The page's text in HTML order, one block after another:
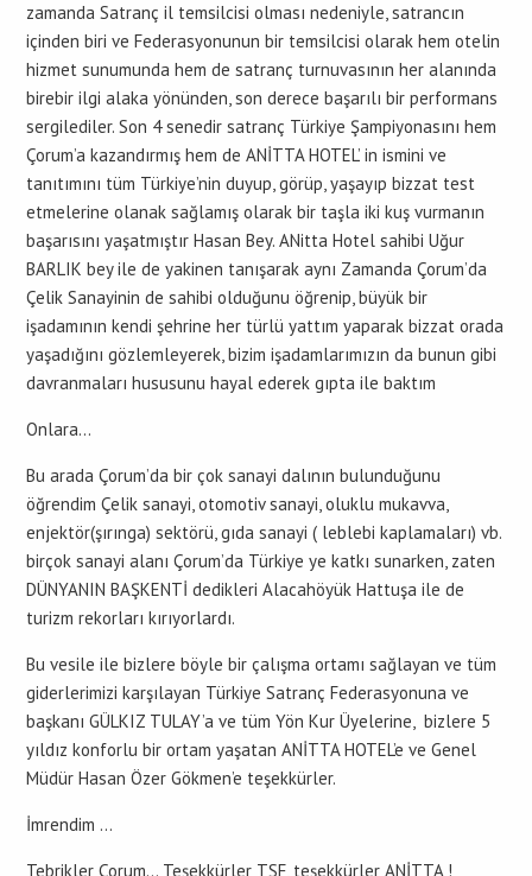
zamanda Satranç il temsilcisi olması nedeniyle, satrancın
içinden biri ve Federasyonunun bir temsilcisi olarak hem otelin
hizmet sunumunda hem de satranç turnuvasının her alanında
birebir ilgi alaka yönünden, son derece başarılı bir performans
sergilediler. Son 4 senedir satranç Türkiye Şampiyonasını hem
Çorum’a kazandırmış hem de ANİTTA HOTEL’ in ismini ve
tanıtımını tüm Türkiye’nin duyup, görüp, yaşayıp bizzat test
etmelerine olanak sağlamış olarak bir taşla iki kuş vurmanın
başarısını yaşatmıştır Hasan Bey. ANitta Hotel sahibi Uğur
BARLIK bey ile de yakinen tanışarak aynı Zamanda Çorum’da
Çelik Sanayinin de sahibi olduğunu öğrenip, büyük bir
işadamının kendi şehrine her türlü yattım yaparak bizzat orada
yaşadığını gözlemleyerek, bizim işadamlarımızın da bunun gibi
davranmaları hususunu hayal ederek gıpta ile baktım
Onlara…
Bu arada Çorum’da bir çok sanayi dalının bulunduğunu
öğrendim Çelik sanayi, otomotiv sanayi, oluklu mukavva,
enjektör(şırınga) sektörü, gıda sanayi ( leblebi kaplamaları) vb.
birçok sanayi alanı Çorum’da Türkiye ye katkı sunarken, zaten
DÜNYANIN BAŞKENTİ dedikleri Alacahöyük Hattuşa ile de
turizm rekorları kırıyorlardı.
Bu vesile ile bizlere böyle bir çalışma ortamı sağlayan ve tüm
giderlerimizi karşılayan Türkiye Satranç Federasyonuna ve
başkanı GÜLKIZ TULAY’a ve tüm Yön Kur Üyelerine, bizlere 5
yıldız konforlu bir ortam yaşatan ANİTTA HOTEL’e ve Genel
Müdür Hasan Özer Gökmen’e teşekkürler.
İmrendim …
Tebrikler Çorum… Teşekkürler TSF, teşekkürler ANİTTA !